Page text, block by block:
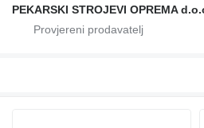
PEKARSKI STROJEVI OPREMA